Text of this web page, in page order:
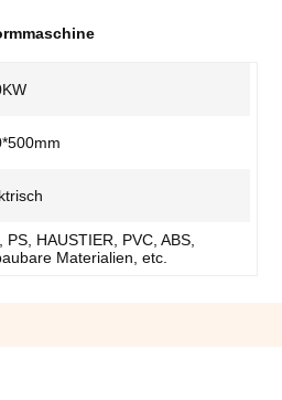
PS, HAUSTIER, PVC, ABS,
Materialien, etc.